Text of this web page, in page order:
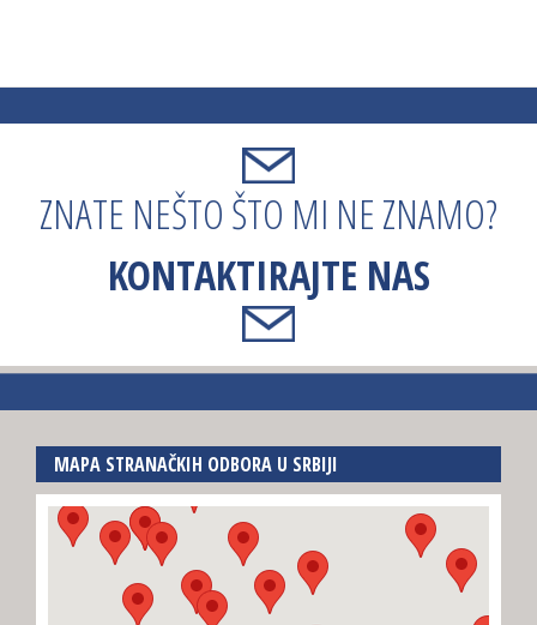
ZNATE NEŠTO ŠTO MI NE ZNAMO?
KONTAKTIRAJTE NAS
MAPA STRANAČKIH ODBORA U SRBIJI